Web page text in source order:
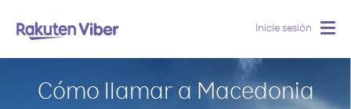
Inicie sesión
Cómo llamar a Macedonia